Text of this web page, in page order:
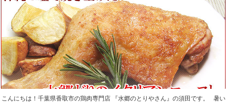
こんにちは！千葉県香取市の鶏肉専門店 『水郷のとりやさん』の須田です。 暑い